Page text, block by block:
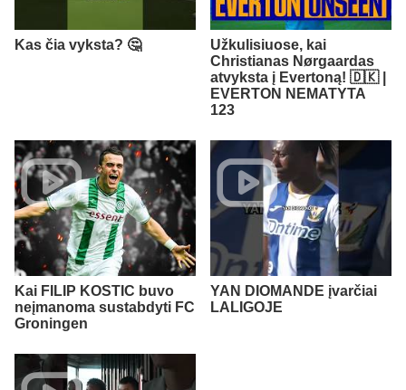
Kas čia vyksta? 🤔
Užkulisiuose, kai
Christianas Nørgaardas
atvyksta į Evertoną! 🇩🇰 |
EVERTON NEMATYTA
123
Kai FILIP KOSTIC buvo
neįmanoma sustabdyti FC
Groningen
YAN DIOMANDE įvarčiai
LALIGOJE